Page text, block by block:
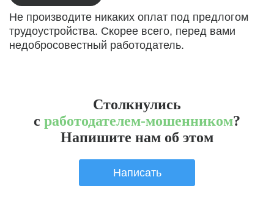
Не производите никаких оплат под предлогом
трудоустройства. Скорее всего, перед вами
недобросовестный работодатель.
Столкнулись
с работодателем-мошенником?
Напишите нам об этом
Написать